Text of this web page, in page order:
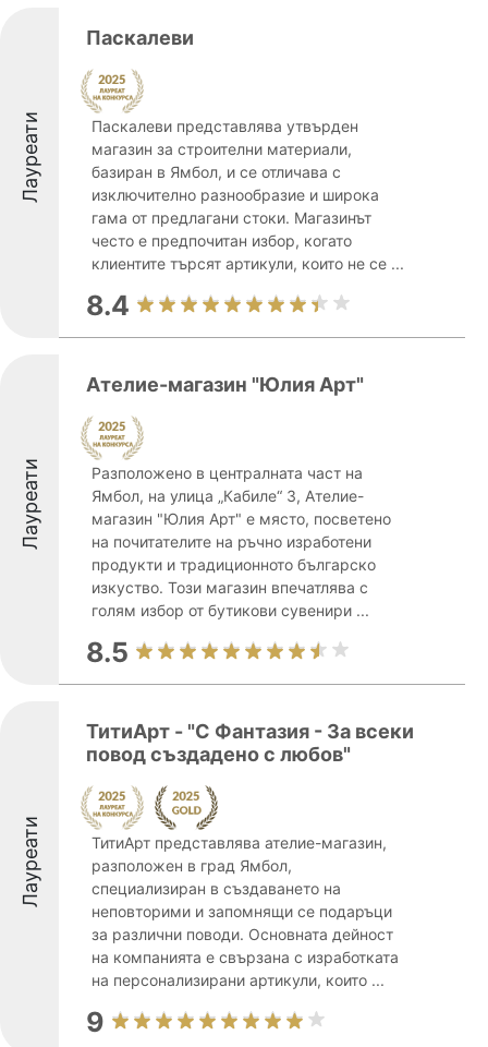
Лауреати
Паскалеви
Паскалеви представлява утвърден
магазин за строителни материали,
базиран в Ямбол, и се отличава с
изключително разнообразие и широка
гама от предлагани стоки. Магазинът
често е предпочитан избор, когато
клиентите търсят артикули, които не се ...
8.4
Лауреати
Ателие-магазин "Юлия Арт"
Разположено в централната част на
Ямбол, на улица „Кабиле“ 3, Ателие-
магазин "Юлия Арт" е място, посветено
на почитателите на ръчно изработени
продукти и традиционното българско
изкуство. Този магазин впечатлява с
голям избор от бутикови сувенири ...
8.5
Лауреати
ТитиАрт - "С Фантазия - За всеки
повод създадено с любов"
ТитиАрт представлява ателие-магазин,
разположен в град Ямбол,
специализиран в създаването на
неповторими и запомнящи се подаръци
за различни поводи. Основната дейност
на компанията е свързана с изработката
на персонализирани артикули, които ...
9